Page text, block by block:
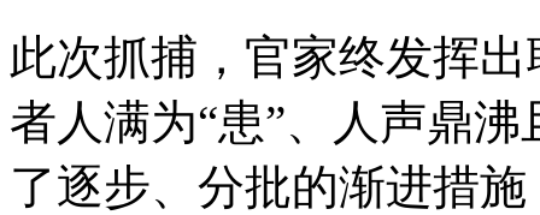
此次抓捕，官家终发挥
者人满为“患”、人声鼎
了逐步、分批的渐进措